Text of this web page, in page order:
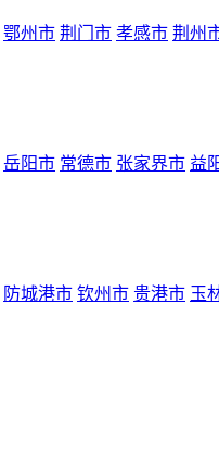
鄂州市 荆门市 孝感市 荆州
岳阳市 常德市 张家界市 益
防城港市 钦州市 贵港市 玉